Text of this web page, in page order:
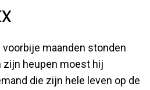
maanden stonden
zijn heupen moest hij
die zijn hele leven op de